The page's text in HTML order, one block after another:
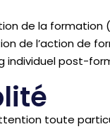
de la
de l’action de
individuel post-
toute